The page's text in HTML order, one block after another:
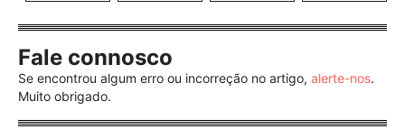
Fale connosco
Se encontrou algum erro ou incorreção no artigo, alerte-nos.
Muito obrigado.